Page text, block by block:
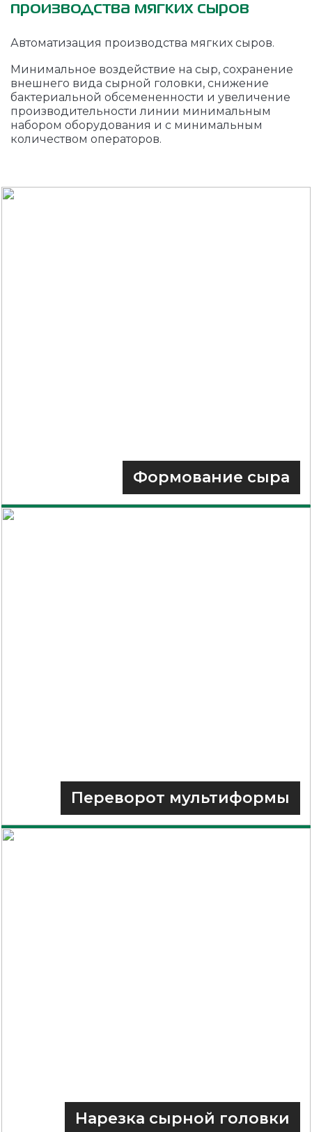
производства мягких сыров
Автоматизация производства мягких сыров.
Минимальное воздействие на сыр, сохранение
внешнего вида сырной головки, снижение
бактериальной обсемененности и увеличение
производительности линии минимальным
набором оборудования и с минимальным
количеством операторов.
Формование сыра
Переворот мультиформы
Нарезка сырной головки